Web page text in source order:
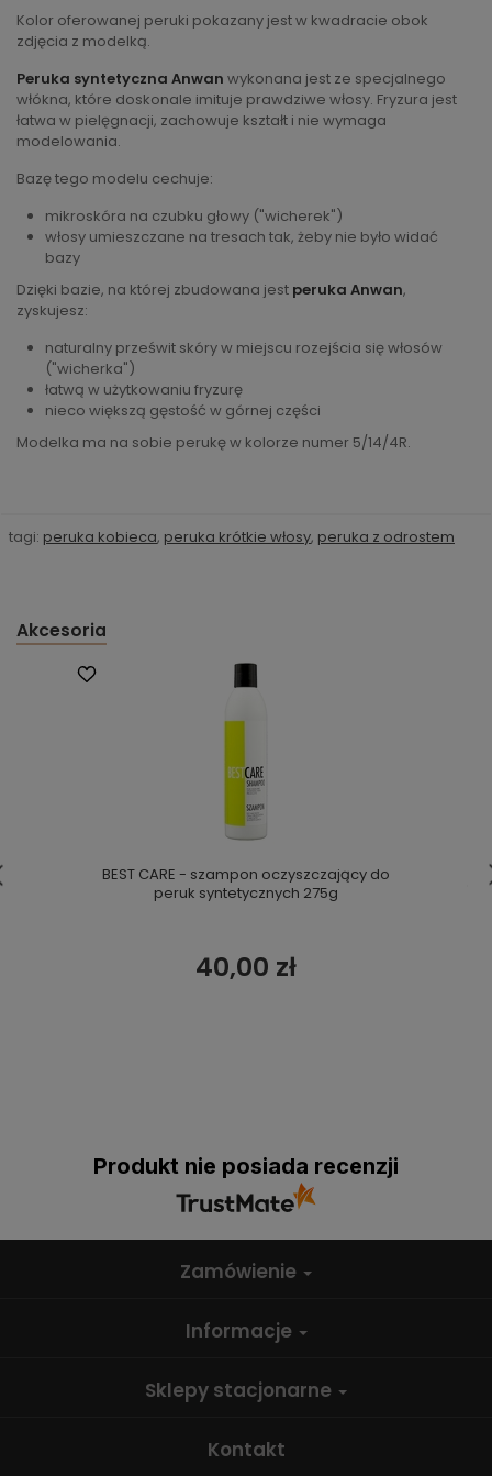
Kolor oferowanej peruki pokazany jest w kwadracie obok
zdjęcia z modelką.
Peruka syntetyczna Anwan wykonana jest ze specjalnego
włókna, które doskonale imituje prawdziwe włosy. Fryzura jest
łatwa w pielęgnacji, zachowuje kształt i nie wymaga
modelowania.
Bazę tego modelu cechuje:
mikroskóra na czubku głowy ("wicherek")
włosy umieszczane na tresach tak, żeby nie było widać
bazy
Dzięki bazie, na której zbudowana jest peruka Anwan,
zyskujesz:
naturalny prześwit skóry w miejscu rozejścia się włosów
("wicherka")
łatwą w użytkowaniu fryzurę
nieco większą gęstość w górnej części
Modelka ma na sobie perukę w kolorze numer 5/14/4R.
tagi: peruka kobieca, peruka krótkie włosy, peruka z odrostem
Akcesoria
BEST CARE - szampon oczyszczający do
peruk syntetycznych 275g
40,00 zł
Produkt nie posiada recenzji
Zamówienie
Informacje
Sklepy stacjonarne
Kontakt